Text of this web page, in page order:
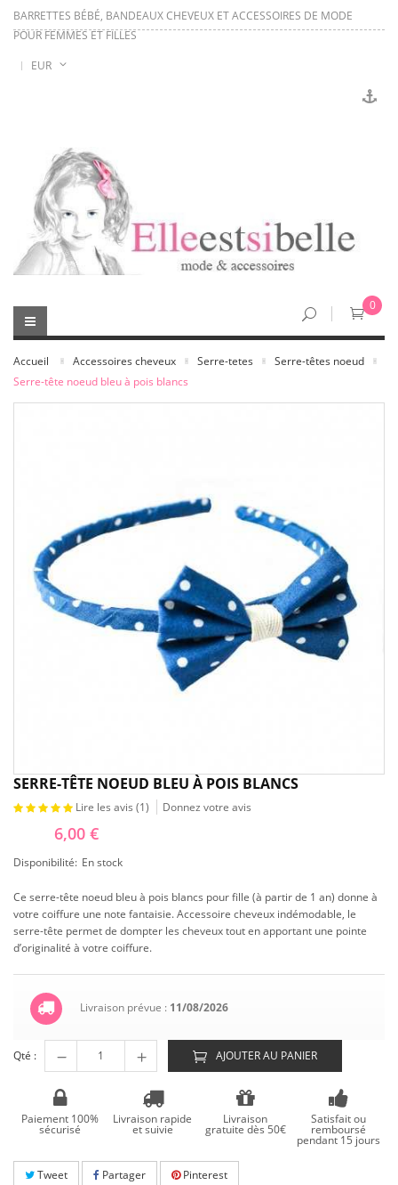
BARRETTES BÉBÉ, BANDEAUX CHEVEUX ET ACCESSOIRES DE MODE
POUR FEMMES ET FILLES
EUR
0
Accueil Accessoires cheveux Serre-tetes
Serre-têtes noeud
Serre-tête noeud bleu à pois blancs
SERRE-TÊTE NOEUD BLEU À POIS BLANCS
Lire les avis (1) Donnez votre avis
6,00 €
Disponibilité: En stock
Ce serre-tête noeud bleu à pois blancs pour fille (à partir de 1 an) donne à
votre coiffure une note fantaisie. Accessoire cheveux indémodable, le
serre-tête permet de dompter les cheveux tout en apportant une pointe
d’originalité à votre coiffure.
Livraison prévue : 11/08/2026
Qté : AJOUTER AU PANIER
Paiement 100%
sécurisé
Livraison rapide
et suivie
Livraison
gratuite dès 50€
Satisfait ou
remboursé
pendant 15 jours
Tweet Partager Pinterest